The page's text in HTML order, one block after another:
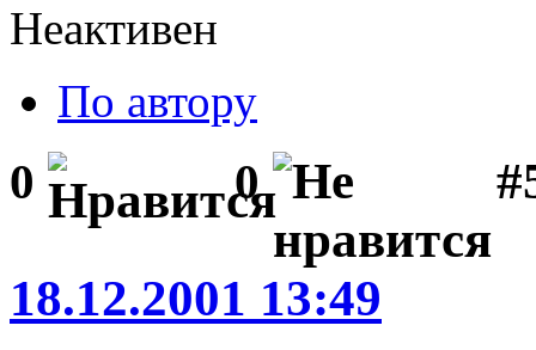
Неактивен
По автору
0 0
18.12.2001 13:49